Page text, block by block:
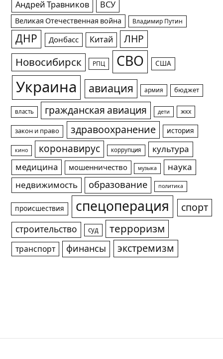
Андрей Травников ВСУ
Великая Отечественная война Владимир Путин
ДНР Донбасс Китай ЛНР
Новосибирск РПЦ СВО США
Украина авиация армия бюджет
власть гражданская авиация дети жкх
закон и право здравоохранение история
кино коронавирус коррупция
культура
медицина
мошенничество музыка
наука
недвижимость
образование политика
происшествия спецоперация спорт
строительство суд терроризм
транспорт финансы экстремизм